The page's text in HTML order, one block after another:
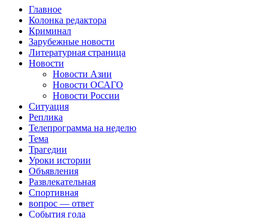
Главное
Колонка редактора
Криминал
Зарубежные новости
Литературная страница
Новости
Новости Азии
Новости ОСАГО
Новости России
Ситуация
Реплика
Телепрограмма на неделю
Тема
Трагедии
Уроки истории
Объявления
Развлекательная
Спортивная
вопрос — ответ
События года